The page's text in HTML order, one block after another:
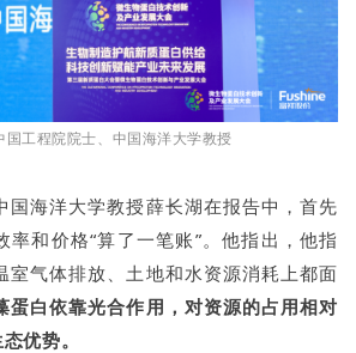
国工程院院士、中国海洋大学教授
国海洋大学教授薛长湖在报告中，首先
率和价格“算了一笔账”。他指出，他指
室气体排放、土地和水资源消耗上都面
蛋白依靠光合作用，对资源的占用相对
优势。